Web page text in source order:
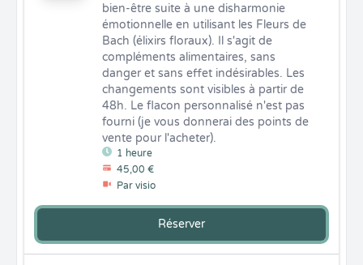
1 heure
45,00 €
Par visio
bien-être suite à une disharmonie
émotionnelle en utilisant les Fleurs de
Bach (élixirs floraux). Il s'agit de
compléments alimentaires, sans
danger et sans effet indésirables. Les
changements sont visibles à partir de
48h. Le flacon personnalisé n'est pas
fourni (je vous donnerai des points de
vente pour l'acheter).
Réserver